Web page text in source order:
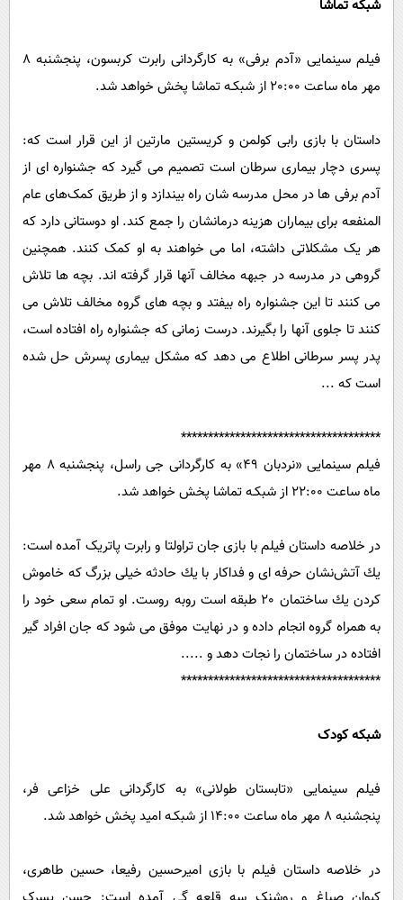
شبکه تماشا
فیلم سینمایی «آدم برفی» به کارگردانی رابرت کربسون، پنجشنبه 8
مهر ماه ساعت 20:00 از شبکـه تماشا پخش خواهد شد.
داستان با بازی رابی کولمن و کریستین مارتین از این قرار است که:
پسری دچار بیماری سرطان است تصمیم می گیرد که جشنواره ای از
آدم برفی ها در محل مدرسه شان راه بیندازد و از طریق کمک‌های عام
المنفعه برای بیماران هزینه درمانشان را جمع کند. او دوستانی دارد که
هر یک مشکلاتی داشته، اما می خواهند به او کمک کنند. همچنین
گروهی در مدرسه در جبهه مخالف آنها قرار گرفته اند. بچه ها تلاش
می کنند تا این جشنواره راه بیفتد و بچه های گروه مخالف تلاش می
کنند تا جلوی آنها را بگیرند. درست زمانی که جشنواره راه افتاده است،
پدر پسر سرطانی اطلاع می دهد که مشکل بیماری پسرش حل شده
است که ...
*************************************
فیلم سینمایی «نردبان 49» به کارگردانی جی راسل، پنجشنبه 8 مهر
ماه ساعت 22:00 از شبکـه تماشا پخش خواهد شد.
در خلاصه داستان فیلم با بازی جان تراولتا و رابرت پاتریک آمده است:
یك آتش‌نشان حرفه ای و فداكار با یك حادثه خیلی بزرگ كه خاموش
كردن یك ساختمان 20 طبقه است روبه روست. او تمام سعی خود را
به همراه گروه انجام داده و در نهایت موفق می شود كه جان افراد گیر
افتاده در ساختمان را نجات دهد و .....
*************************************
شبکه کودک
فیلم سینمایی «تابستان طولانی» به کارگردانی علی خزاعی فر،
پنجشنبه 8 مهر ماه ساعت 14:00 از شبکـه امید پخش خواهد شد.
در خلاصه داستان فیلم با بازی اميرحسين رفيعا، حسین طاهری،